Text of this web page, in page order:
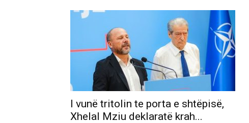
I vunë tritolin te porta e shtëpisë,
Xhelal Mziu deklaratë krah...